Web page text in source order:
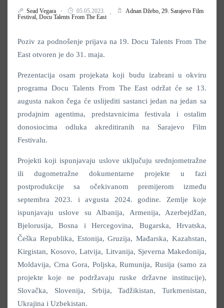
Sead Vegara 05.05.2023. Adnan Džebo, 29. Sarajevo Film
Festival, Docu Talents From The East
Poziv za podnošenje prijava na 19. Docu Talents From The
East otvoren je do 31. maja.
Prezentacija osam projekata koji budu izabrani u okviru
programa Docu Talents From The East održat će se 13.
augusta nakon čega će uslijediti sastanci jedan na jedan sa
prodajnim agentima, predstavnicima festivala i ostalim
donosiocima odluka akreditiranih na Sarajevo Film
Festivalu.
Projekti koji ispunjavaju uslove uključuju srednjometražne
ili dugometražne dokumentarne projekte u fazi
postprodukcije sa očekivanom premijerom između
septembra 2023. i avgusta 2024. godine. Zemlje koje
ispunjavaju uslove su Albanija, Armenija, Azerbejdžan,
Bjelorusija, Bosna i Hercegovina, Bugarska, Hrvatska,
Češka Republika, Estonija, Gruzija, Mađarska, Kazahstan,
Kirgistan, Kosovo, Latvija, Litvanija, Sjeverna Makedonija,
Moldavija, Crna Gora, Poljska, Rumunija, Rusija (samo za
projekte koje ne podržavaju ruske državne institucije),
Slovačka, Slovenija, Srbija, Tadžikistan, Turkmenistan,
Ukrajina i Uzbekistan.